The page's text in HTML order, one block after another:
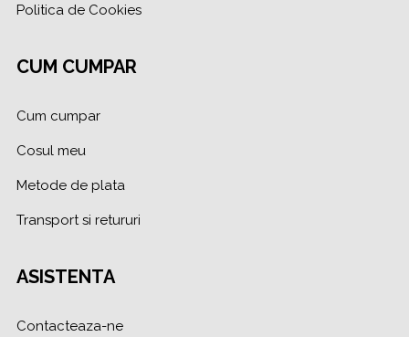
Politica de Cookies
CUM CUMPAR
Cum cumpar
Cosul meu
Metode de plata
Transport si retururi
ASISTENTA
Contacteaza-ne